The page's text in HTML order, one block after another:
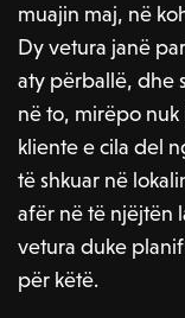
muajin maj, në
Dy vetura janë
aty përballë, dhe
në to, mirëpo
kliente e cila del
të shkuar në
afër në të njëjtën
vetura duke
për këtë.